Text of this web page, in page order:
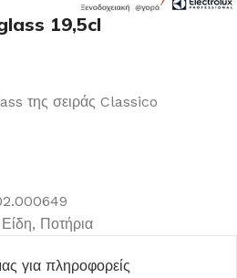
19,5cl
της σειράς Classico
, Ποτήρια
για πληροφορείς